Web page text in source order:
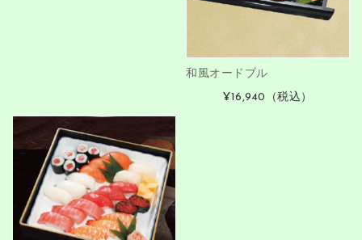
和風オードブル
¥16,940
（税込）